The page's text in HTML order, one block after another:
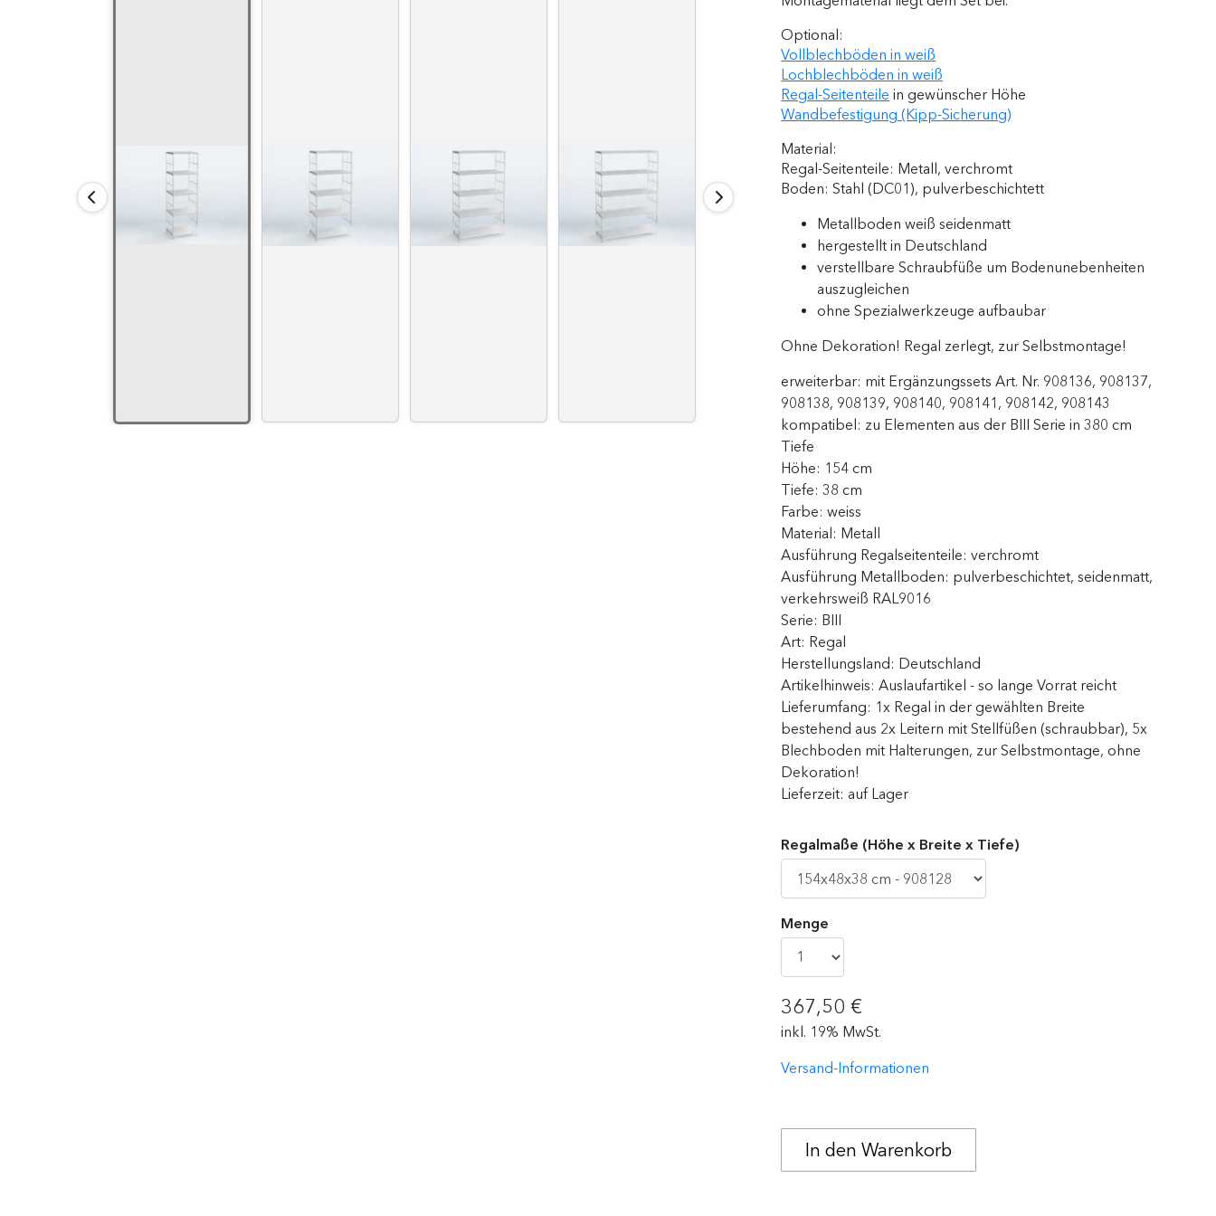
Optional:
Vollblechböden in weiß
Lochblechböden in weiß
Regal-Seitenteile in gewünscher Höhe
Wandbefestigung (Kipp-Sicherung)
Material:
Regal-Seitenteile: Metall, verchromt
Boden: Stahl (DC01), pulverbeschichtett
Metallboden weiß seidenmatt
hergestellt in Deutschland
verstellbare Schraubfüße um Bodenunebenheiten
auszugleichen
ohne Spezialwerkzeuge aufbaubar
Ohne Dekoration! Regal zerlegt, zur Selbstmontage!
erweiterbar: mit Ergänzungssets Art. Nr. 908136, 908137,
908138, 908139, 908140, 908141, 908142, 908143
kompatibel: zu Elementen aus der BIII Serie in 380 cm
Tiefe
Höhe: 154 cm
Tiefe:38 cm
Farbe:weiss
Material: Metall
Ausführung Regalseitenteile:verchromt
Ausführung Metallboden: pulverbeschichtet, seidenmatt,
verkehrsweiß RAL9016
Serie: BIII
Art: Regal
Herstellungsland: Deutschland
Artikelhinweis:Auslaufartikel - so lange Vorrat reicht
Lieferumfang: 1x Regal in der gewählten Breite
bestehend aus 2x Leitern mit Stellfüßen (schraubbar), 5x
Blechboden mit Halterungen, zur Selbstmontage, ohne
Dekoration!
Lieferzeit:auf Lager
Regalmaße (Höhe x Breite x Tiefe)
Menge
367,50 €
inkl. 19% MwSt.
Versand-Informationen